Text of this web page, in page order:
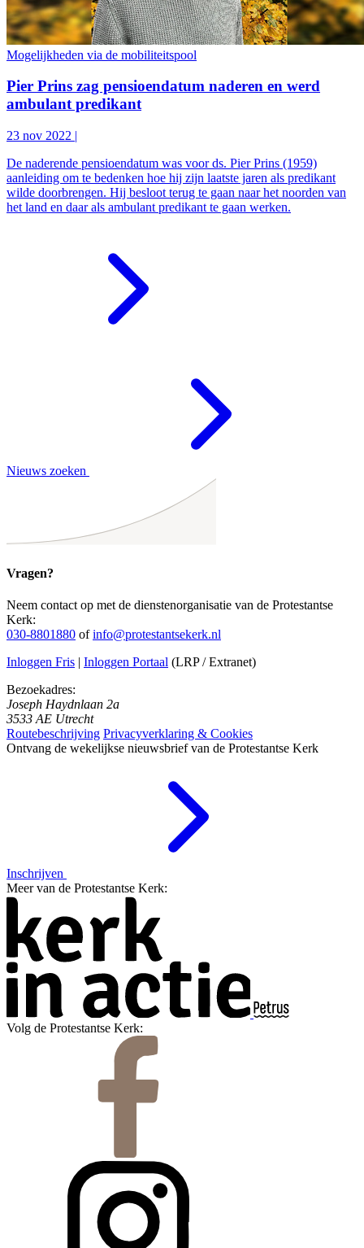
Mogelijkheden via de mobiliteitspool
Pier Prins zag pensioendatum naderen en werd
ambulant predikant
23 nov 2022 |
De naderende pensioendatum was voor ds. Pier Prins (1959)
aanleiding om te bedenken hoe hij zijn laatste jaren als predikant
wilde doorbrengen. Hij besloot terug te gaan naar het noorden van
het land en daar als ambulant predikant te gaan werken.
Nieuws zoeken
Vragen?
Neem contact op met de dienstenorganisatie van de Protestantse
Kerk:
030-8801880 ofinfo@protestantsekerk.nl
Inloggen Fris | Inloggen Portaal (LRP / Extranet)
Bezoekadres:
Joseph Haydnlaan 2a
3533 AE Utrecht
Routebeschrijving Privacyverklaring & Cookies
Ontvang de wekelijkse nieuwsbrief van de Protestantse Kerk
Inschrijven
Meer van de Protestantse Kerk:
Volg de Protestantse Kerk: